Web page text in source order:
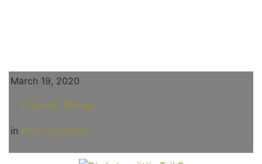
March 19, 2020
A Special Therapy
in Miss Decadoria